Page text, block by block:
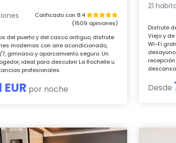
Calificado con 8.4
(1509 opiniones)
del puerto y del casco antiguo, disfrute
modernas con aire acondicionado,
gimnasio y aparcamiento seguro. Un
ideal para descubrir La Rochelle u
profesionales.
EUR por noche
21
Disfrute
Viejo y
Wi-Fi
Desde